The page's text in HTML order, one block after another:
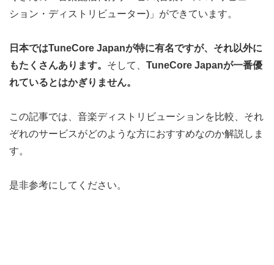
ション・ディストリビューター)」ができています。
日本ではTuneCore Japanが特に有名ですが、それ以外に
もたくさんあります。 そして、 TuneCore Japanが一番優
れているとはかぎりません。
この記事では、音楽ディストリビューションを比較、それ
ぞれのサービスがどのような方におすすめなのか解説しま
す。
是非参考にしてください。